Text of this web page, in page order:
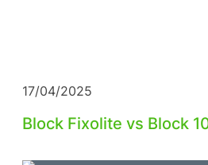
17/04/2025
Block Fixolite vs Block